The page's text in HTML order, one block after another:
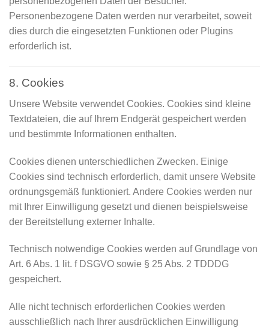
Personenbezogene Daten werden nur verarbeitet, soweit
dies durch die eingesetzten Funktionen oder Plugins
erforderlich ist.
8. Cookies
Unsere Website verwendet Cookies. Cookies sind kleine
Textdateien, die auf Ihrem Endgerät gespeichert werden
und bestimmte Informationen enthalten.
Cookies dienen unterschiedlichen Zwecken. Einige
Cookies sind technisch erforderlich, damit unsere Website
ordnungsgemäß funktioniert. Andere Cookies werden nur
mit Ihrer Einwilligung gesetzt und dienen beispielsweise
der Bereitstellung externer Inhalte.
Technisch notwendige Cookies werden auf Grundlage von
Art. 6 Abs. 1 lit. f DSGVO sowie § 25 Abs. 2 TDDDG
gespeichert.
Alle nicht technisch erforderlichen Cookies werden
ausschließlich nach Ihrer ausdrücklichen Einwilligung